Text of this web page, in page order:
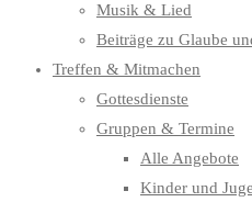
Musik & Lied
Beiträge zu Glaube
Treffen & Mitmachen
Gottesdienste
Gruppen & Termine
Alle Angebote
Kinder und